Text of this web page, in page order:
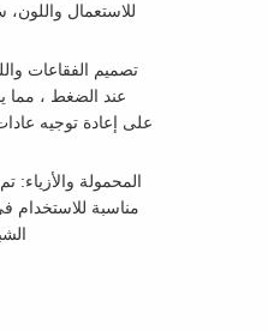
للاستعمال
تصميم الفقاعات
عند الضغط ، مما
المحمولة
مناسبة للاستخدام